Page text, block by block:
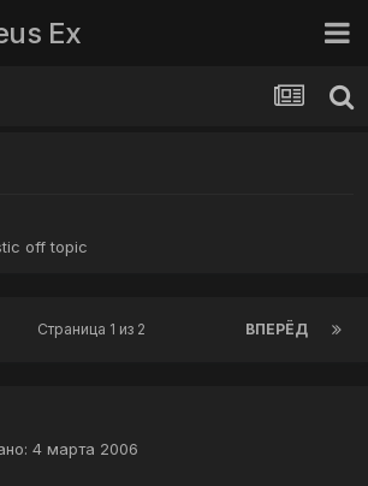
Ex
off topic
ВПЕРЁД
Страница 1 из 2
4 марта 2006